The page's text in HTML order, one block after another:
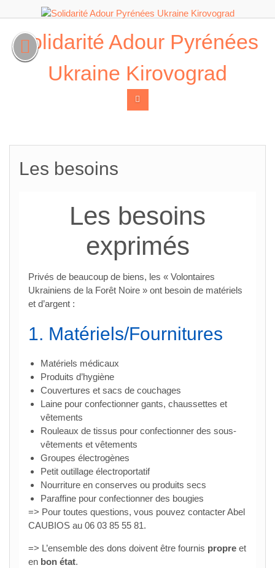
to
content
Solidarité Adour Pyrénées
Ukraine Kirovograd
Les besoins
Les besoins
exprimés
Privés de beaucoup de biens, les « Volontaires
Ukrainiens de la Forêt Noire » ont besoin de matériels
et d’argent :
1. Matériels/Fournitures
Matériels médicaux
Produits d’hygiène
Couvertures et sacs de couchages
Laine pour confectionner gants, chaussettes et
vêtements
Rouleaux de tissus pour confectionner des sous-
vêtements et vêtements
Groupes électrogènes
Petit outillage électroportatif
Nourriture en conserves ou produits secs
Paraffine pour confectionner des bougies
=> Pour toutes questions, vous pouvez contacter Abel
CAUBIOS au 06 03 85 55 81.
=> L’ensemble des dons doivent être fournis propre et
en bon état.